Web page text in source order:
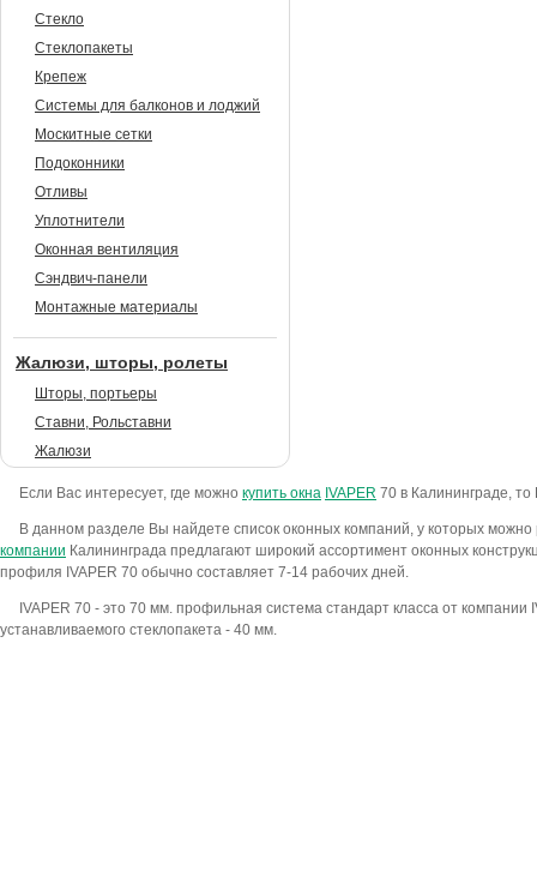
Стекло
Стеклопакеты
Крепеж
Системы для балконов и лоджий
Москитные сетки
Подоконники
Отливы
Уплотнители
Оконная вентиляция
Сэндвич-панели
Монтажные материалы
Жалюзи, шторы, ролеты
Шторы, портьеры
Ставни, Рольставни
Жалюзи
Если Вас интересует, где можно купить окна IVAPER 70 в Калининграде,
В данном разделе Вы найдете список оконных компаний, у которых
компании Калининграда предлагают широкий ассортимент оконных
профиля IVAPER 70 обычно составляет 7-14 рабочих дней.
IVAPER 70 - это 70 мм. профильная система стандарт класса от
устанавливаемого стеклопакета - 40 мм.